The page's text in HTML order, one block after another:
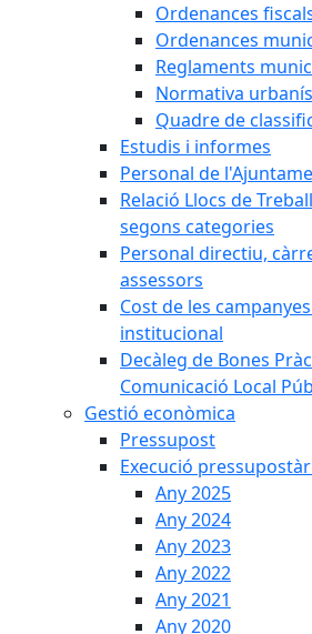
Ordenances
Ordenances
Reglaments
Normativa
Quadre de
Estudis i informes
Personal de
Relació Llocs de
segons categories
Personal directiu,
assessors
Cost de les
institucional
Decàleg de Bones
Comunicació Local
Gestió econòmica
Pressupost
Execució
Any 2025
Any 2024
Any 2023
Any 2022
Any 2021
Any 2020